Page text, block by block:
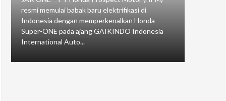
resmi memulai babak baru elektrifikasi di
Indonesia dengan memperkenalkan Honda
Super-ONE pada ajang GAIKINDO Indonesia
International Auto...